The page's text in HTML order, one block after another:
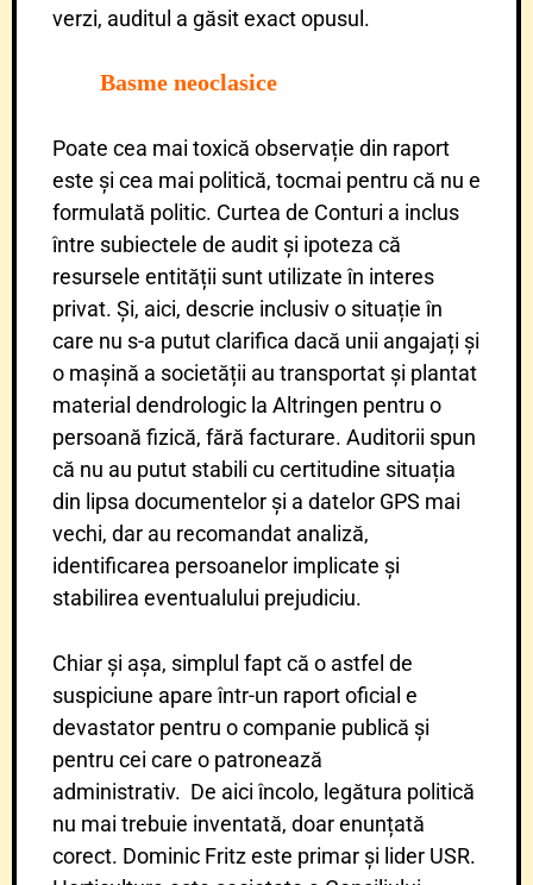
verzi, auditul a găsit exact opusul.
Basme neoclasice
Poate cea mai toxică observație din raport
este și cea mai politică, tocmai pentru că nu e
formulată politic. Curtea de Conturi a inclus
între subiectele de audit și ipoteza că
resursele entității sunt utilizate în interes
privat. Și, aici, descrie inclusiv o situație în
care nu s-a putut clarifica dacă unii angajați și
o mașină a societății au transportat și plantat
material dendrologic la Altringen pentru o
persoană fizică, fără facturare. Auditorii spun
că nu au putut stabili cu certitudine situația
din lipsa documentelor și a datelor GPS mai
vechi, dar au recomandat analiză,
identificarea persoanelor implicate și
stabilirea eventualului prejudiciu.
Chiar și așa, simplul fapt că o astfel de
suspiciune apare într-un raport oficial e
devastator pentru o companie publică și
pentru cei care o patronează
administrativ. De aici încolo, legătura politică
nu mai trebuie inventată, doar enunțată
corect. Dominic Fritz este primar și lider USR.